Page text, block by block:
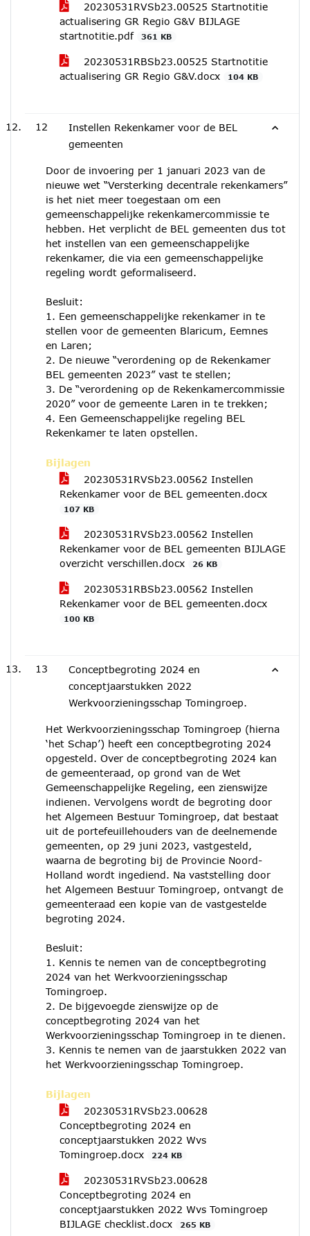
20230531RVSb23.00525 Startnotitie
actualisering GR Regio G&V BIJLAGE
startnotitie.pdf
361 KB
20230531RBSb23.00525 Startnotitie
actualisering GR Regio G&V.docx
104 KB
12
Instellen Rekenkamer voor de BEL
gemeenten
Door de invoering per 1 januari 2023 van de
nieuwe wet “Versterking decentrale rekenkamers”
is het niet meer toegestaan om een
gemeenschappelijke rekenkamercommissie te
hebben. Het verplicht de BEL gemeenten dus tot
het instellen van een gemeenschappelijke
rekenkamer, die via een gemeenschappelijke
regeling wordt geformaliseerd.
Besluit:
1. Een gemeenschappelijke rekenkamer in te
stellen voor de gemeenten Blaricum, Eemnes
en Laren;
2. De nieuwe “verordening op de Rekenkamer
BEL gemeenten 2023” vast te stellen;
3. De “verordening op de Rekenkamercommissie
2020” voor de gemeente Laren in te trekken;
4. Een Gemeenschappelijke regeling BEL
Rekenkamer te laten opstellen.
Bijlagen
20230531RVSb23.00562 Instellen
Rekenkamer voor de BEL gemeenten.docx
107 KB
20230531RVSb23.00562 Instellen
Rekenkamer voor de BEL gemeenten BIJLAGE
overzicht verschillen.docx
26 KB
20230531RBSb23.00562 Instellen
Rekenkamer voor de BEL gemeenten.docx
100 KB
13
Conceptbegroting 2024 en
conceptjaarstukken 2022
Werkvoorzieningsschap Tomingroep.
Het Werkvoorzieningsschap Tomingroep (hierna
‘het Schap’) heeft een conceptbegroting 2024
opgesteld. Over de conceptbegroting 2024 kan
de gemeenteraad, op grond van de Wet
Gemeenschappelijke Regeling, een zienswijze
indienen. Vervolgens wordt de begroting door
het Algemeen Bestuur Tomingroep, dat bestaat
uit de portefeuillehouders van de deelnemende
gemeenten, op 29 juni 2023, vastgesteld,
waarna de begroting bij de Provincie Noord-
Holland wordt ingediend. Na vaststelling door
het Algemeen Bestuur Tomingroep, ontvangt de
gemeenteraad een kopie van de vastgestelde
begroting 2024.
Besluit:
1. Kennis te nemen van de conceptbegroting
2024 van het Werkvoorzieningsschap
Tomingroep.
2. De bijgevoegde zienswijze op de
conceptbegroting 2024 van het
Werkvoorzieningsschap Tomingroep in te dienen.
3. Kennis te nemen van de jaarstukken 2022 van
het Werkvoorzieningsschap Tomingroep.
Bijlagen
20230531RVSb23.00628
Conceptbegroting 2024 en
conceptjaarstukken 2022 Wvs
Tomingroep.docx
224 KB
20230531RVSb23.00628
Conceptbegroting 2024 en
conceptjaarstukken 2022 Wvs Tomingroep
BIJLAGE checklist.docx
265 KB